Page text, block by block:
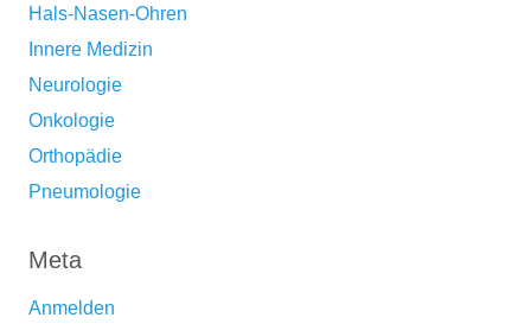
Hals-Nasen-Ohren
Innere Medizin
Neurologie
Onkologie
Orthopädie
Pneumologie
Meta
Anmelden